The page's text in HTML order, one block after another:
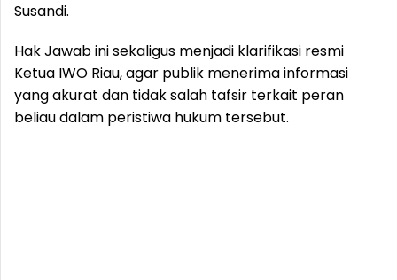
Susandi.
Hak Jawab ini sekaligus menjadi klarifikasi resmi
Ketua IWO Riau, agar publik menerima informasi
yang akurat dan tidak salah tafsir terkait peran
beliau dalam peristiwa hukum tersebut.